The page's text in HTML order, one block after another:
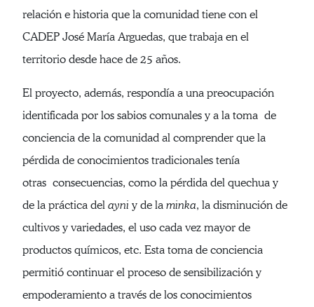
relación e historia que la comunidad tiene con el
CADEP José María Arguedas, que trabaja en el
territorio desde hace de 25 años.
El proyecto, además, respondía a una preocupación
identificada por los sabios comunales y a la toma de
conciencia de la comunidad al comprender que la
pérdida de conocimientos tradicionales tenía
otras consecuencias, como la pérdida del quechua y
de la práctica del ayni y de la minka, la disminución de
cultivos y variedades, el uso cada vez mayor de
productos químicos, etc. Esta toma de conciencia
permitió continuar el proceso de sensibilización y
empoderamiento a través de los conocimientos